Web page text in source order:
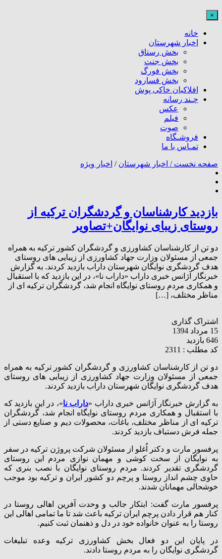
×
خانه
اخبار شهرستان
بخش رستاق
بخش جنت
بخش فورگ
بخش فسارود
افلاکیان خاکی پوش
چـند رسانه
عکس
فیلم
صوت
فروشـگاه
تمـاس با ما
صفحه نخست / اخبار شهرستان / اخبار ویژه
بازدید کارشناسان و گردشگران ترکیه از
روستای زیبای نوایگان+تصاویر
دو تن از کارشناسان کشاورزی و گردشگران کشور ترکیه به همراه
جمعی از مسئولان وزارت جهاد کشاورزی از زیبایی های روستای
هدف گردشگری نوایگان شهرستان داراب بازدید کردند. به گزارش
خبرنگار آژانس خبری داراب «داراب نا»، در این بازدید که با استقبال
و همکاری مردم روستای نوایگاه انجام شد، گردشگران ترکیه ای از
مناظر مختلف، […]
اشتراک گذاری
15 مرداد 1394
646 بازدید
کد مطلب : 2311
دو تن از کارشناسان کشاورزی و گردشگران کشور ترکیه به همراه
جمعی از مسئولان وزارت جهاد کشاورزی از زیبایی های روستای
هدف گردشگری نوایگان شهرستان داراب بازدید کردند.
به گزارش خبرنگار آژانس خبری داراب «داراب نا»، در این بازدید که
با استقبال و همکاری مردم روستای نوایگاه انجام شد، گردشگران
ترکیه ای از مناظر مختلف، باغات، محصولات دیم و صنایع دستی از
جمله فرش دستباف بازدید کردند.
پرفسور مارت و دکتر اُغلو از مسئولان شرکت پروژن ترکیه در سفر
به نوایگان از سخت کوشی و مهمان نوازی مردم این روستای
گردشگری تقدیر کردند. مردم روستای نوایگان با نصب بنری که
حاوی چشم انداز روستا و پرچم دو کشور ایران و ترکیه بود موجب
خوشحالی مهمانان شدند.
پرفسور مارت گفت: ابتکار جالب و وحدت آفرین اهالی روستا در
کنار هم قرار دادن پرچم ایران ترکیه باعث شد تا ما تمامی اهالی این
روستا را به عنوان خانواده خود در دل و ذهنمان ثبت کنیم.
در پایان این دو فعال بخش کشاورزی ترکیه وعده تبلیغات
گردشگری نوایگان را به مردم روستا دادند.